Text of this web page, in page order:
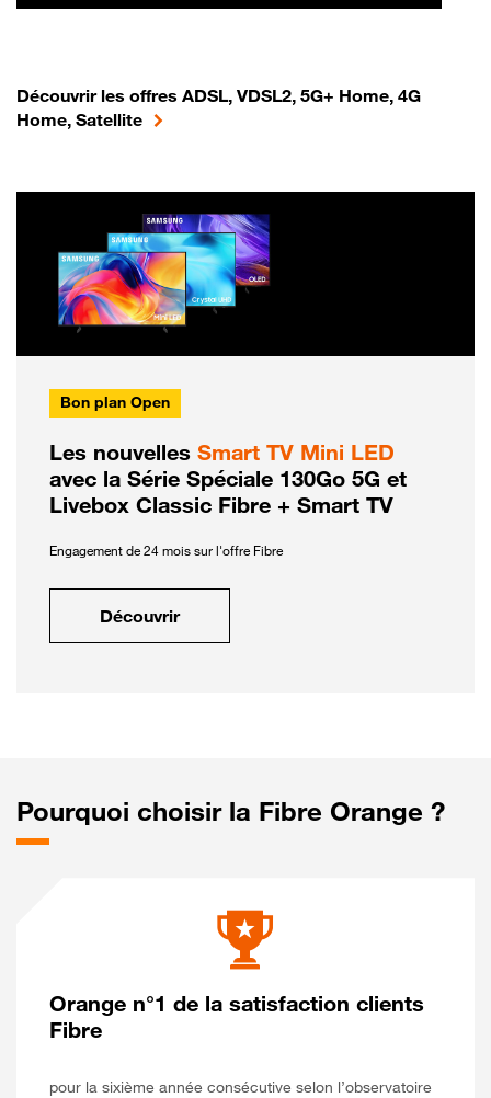
Découvrir les offres ADSL, VDSL2, 5G+ Home, 4G
Home, Satellite
Bon plan Open
Les nouvelles Smart TV Mini LED
avec la Série Spéciale 130Go 5G et
Livebox Classic Fibre + Smart TV
Engagement de 24 mois sur l'offre Fibre
Découvrir
Pourquoi choisir la Fibre Orange ?
Orange n°1 de la satisfaction clients
Fibre
pour la sixième année consécutive selon l’observatoire